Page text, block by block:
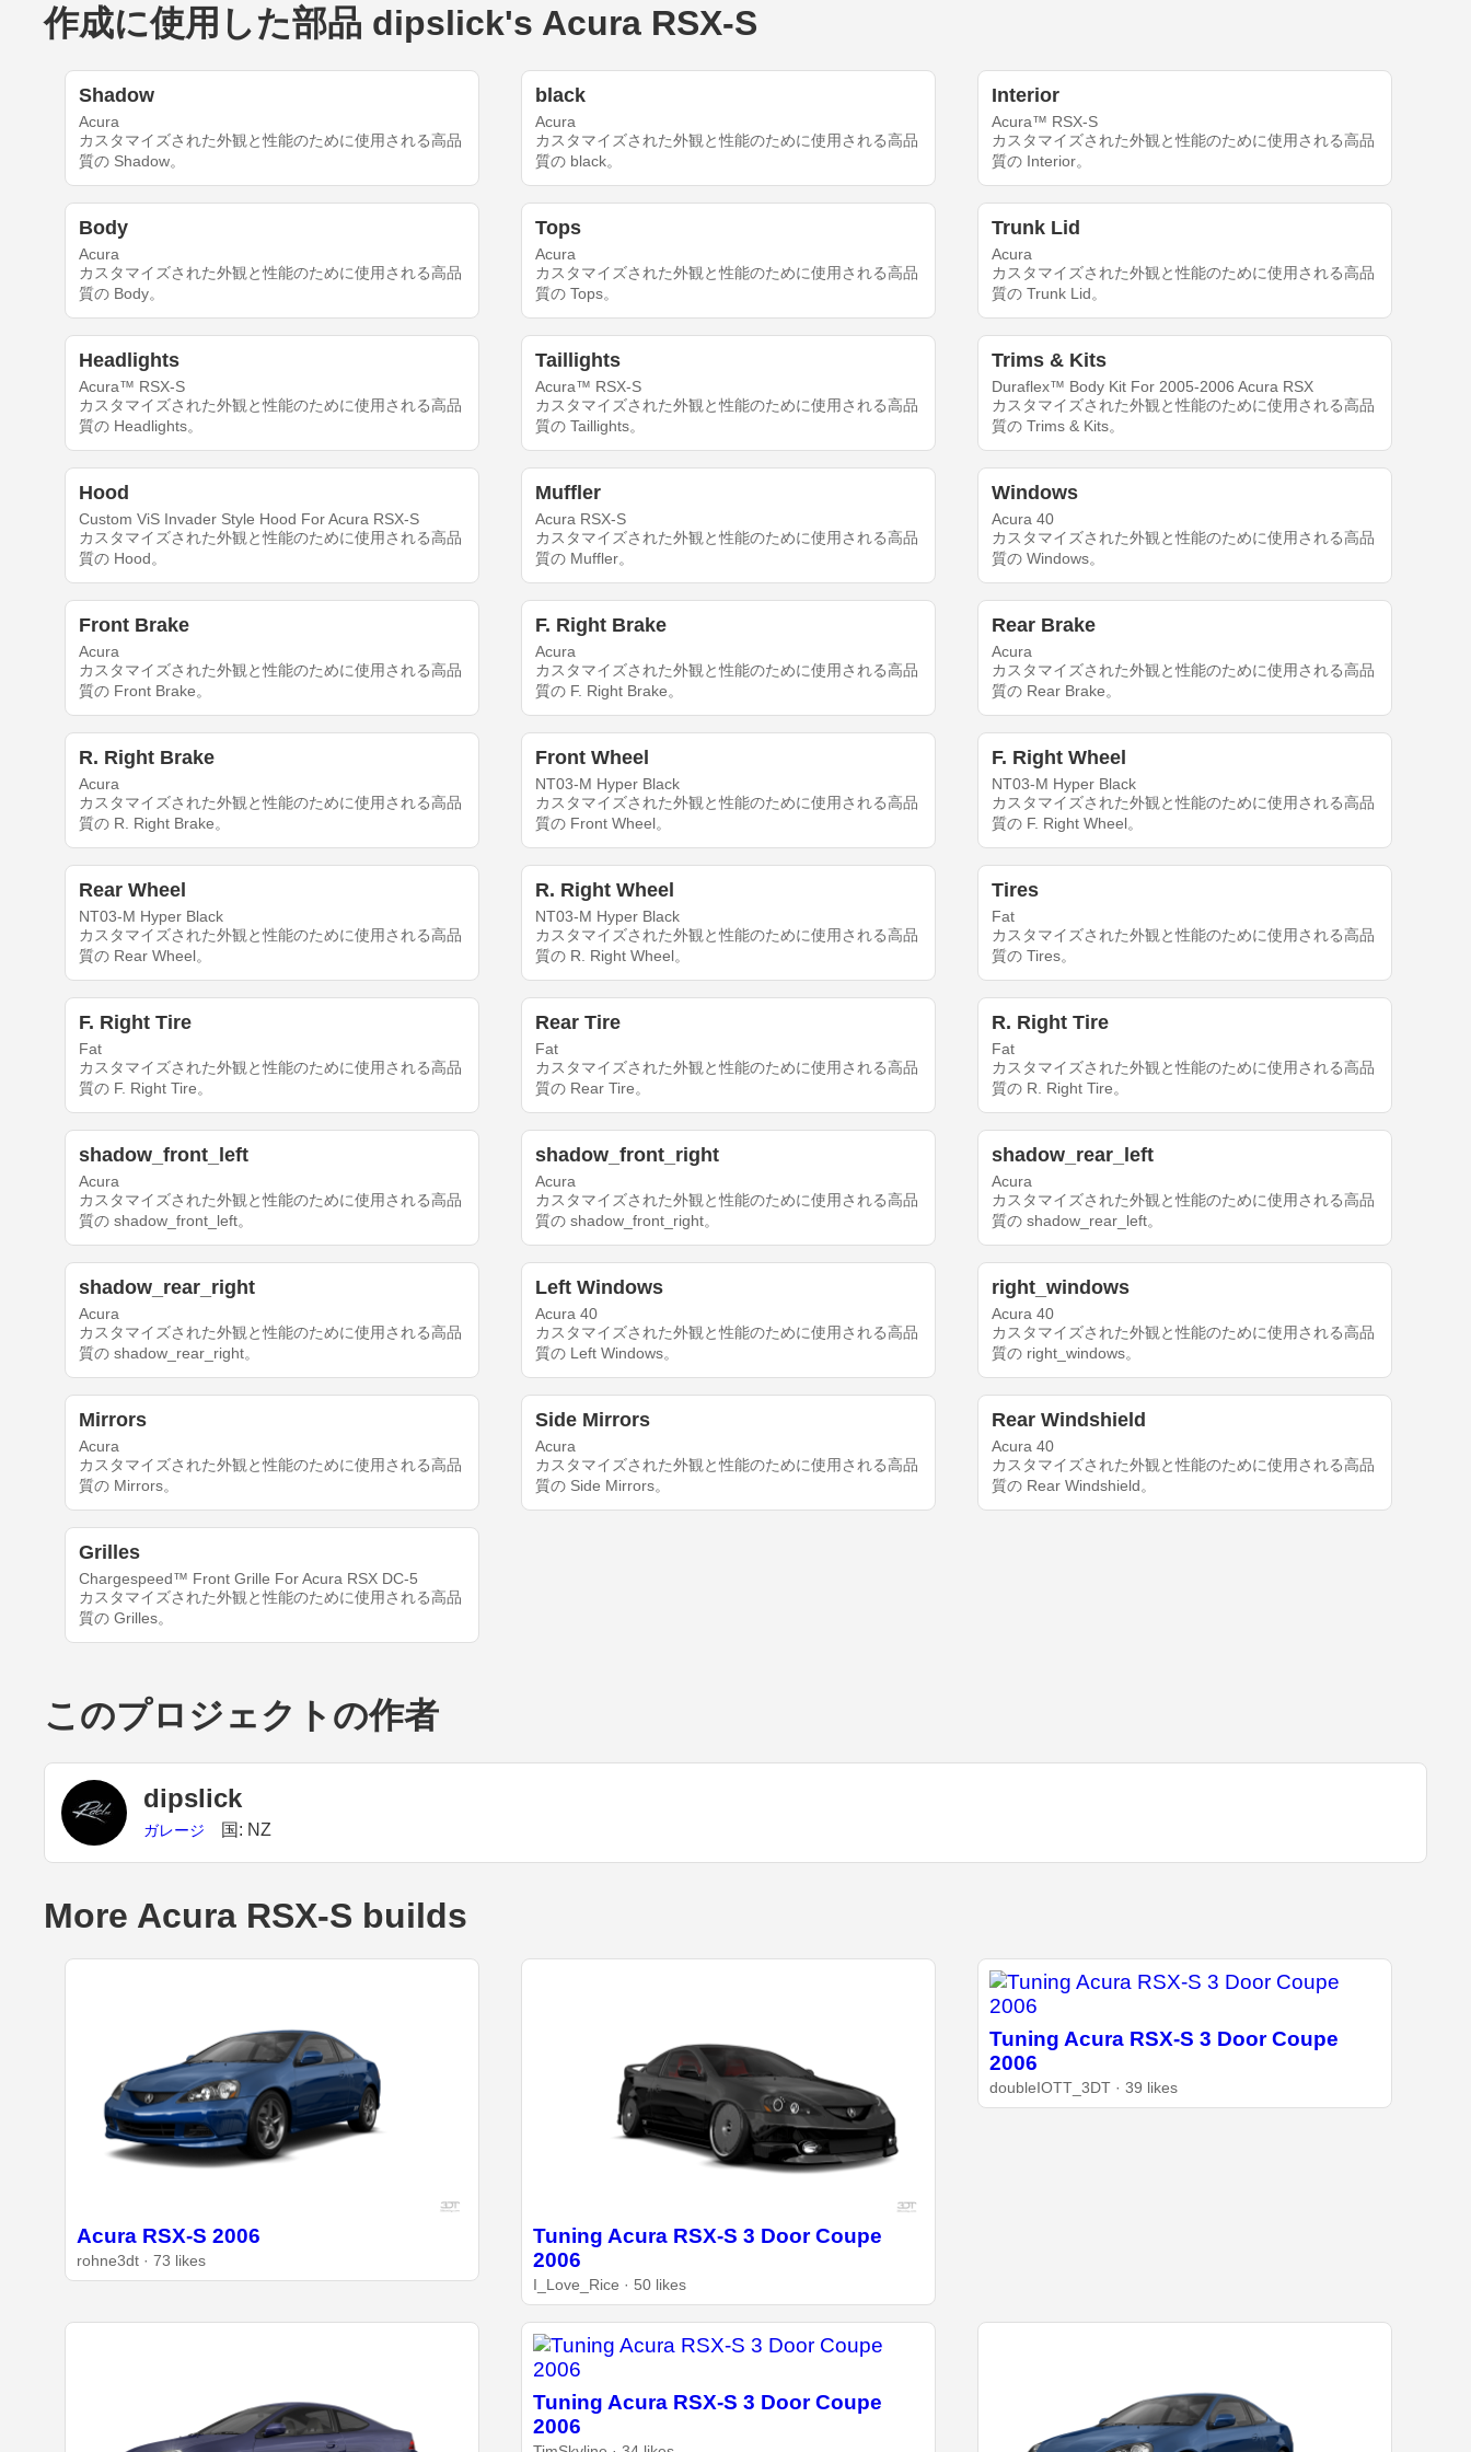
作成に使用した部品 dipslick's Acura RSX-S
Shadow
Acura
カスタマイズされた外観と性能のために使用される高品
質の Shadow。
black
Acura
カスタマイズされた外観と性能のために使用される高品
質の black。
Interior
Acura™ RSX-S
カスタマイズされた外観と性能のために使用される高品
質の Interior。
Body
Acura
カスタマイズされた外観と性能のために使用される高品
質の Body。
Tops
Acura
カスタマイズされた外観と性能のために使用される高品
質の Tops。
Trunk Lid
Acura
カスタマイズされた外観と性能のために使用される高品
質の Trunk Lid。
Headlights
Acura™ RSX-S
カスタマイズされた外観と性能のために使用される高品
質の Headlights。
Taillights
Acura™ RSX-S
カスタマイズされた外観と性能のために使用される高品
質の Taillights。
Trims & Kits
Duraflex™ Body Kit For 2005-2006 Acura RSX
カスタマイズされた外観と性能のために使用される高品
質の Trims & Kits。
Hood
Custom ViS Invader Style Hood For Acura RSX-S
カスタマイズされた外観と性能のために使用される高品
質の Hood。
Muffler
Acura RSX-S
カスタマイズされた外観と性能のために使用される高品
質の Muffler。
Windows
Acura 40
カスタマイズされた外観と性能のために使用される高品
質の Windows。
Front Brake
Acura
カスタマイズされた外観と性能のために使用される高品
質の Front Brake。
F. Right Brake
Acura
カスタマイズされた外観と性能のために使用される高品
質の F. Right Brake。
Rear Brake
Acura
カスタマイズされた外観と性能のために使用される高品
質の Rear Brake。
R. Right Brake
Acura
カスタマイズされた外観と性能のために使用される高品
質の R. Right Brake。
Front Wheel
NT03-M Hyper Black
カスタマイズされた外観と性能のために使用される高品
質の Front Wheel。
F. Right Wheel
NT03-M Hyper Black
カスタマイズされた外観と性能のために使用される高品
質の F. Right Wheel。
Rear Wheel
NT03-M Hyper Black
カスタマイズされた外観と性能のために使用される高品
質の Rear Wheel。
R. Right Wheel
NT03-M Hyper Black
カスタマイズされた外観と性能のために使用される高品
質の R. Right Wheel。
Tires
Fat
カスタマイズされた外観と性能のために使用される高品
質の Tires。
F. Right Tire
Fat
カスタマイズされた外観と性能のために使用される高品
質の F. Right Tire。
Rear Tire
Fat
カスタマイズされた外観と性能のために使用される高品
質の Rear Tire。
R. Right Tire
Fat
カスタマイズされた外観と性能のために使用される高品
質の R. Right Tire。
shadow_front_left
Acura
カスタマイズされた外観と性能のために使用される高品
質の shadow_front_left。
shadow_front_right
Acura
カスタマイズされた外観と性能のために使用される高品
質の shadow_front_right。
shadow_rear_left
Acura
カスタマイズされた外観と性能のために使用される高品
質の shadow_rear_left。
shadow_rear_right
Acura
カスタマイズされた外観と性能のために使用される高品
質の shadow_rear_right。
Left Windows
Acura 40
カスタマイズされた外観と性能のために使用される高品
質の Left Windows。
right_windows
Acura 40
カスタマイズされた外観と性能のために使用される高品
質の right_windows。
Mirrors
Acura
カスタマイズされた外観と性能のために使用される高品
質の Mirrors。
Side Mirrors
Acura
カスタマイズされた外観と性能のために使用される高品
質の Side Mirrors。
Rear Windshield
Acura 40
カスタマイズされた外観と性能のために使用される高品
質の Rear Windshield。
Grilles
Chargespeed™ Front Grille For Acura RSX DC-5
カスタマイズされた外観と性能のために使用される高品
質の Grilles。
このプロジェクトの作者
dipslick
ガレージ 国: NZ
More Acura RSX-S builds
Acura RSX-S 2006
rohne3dt · 73 likes
Tuning Acura RSX-S 3 Door Coupe
2006
I_Love_Rice · 50 likes
Tuning Acura RSX-S 3 Door Coupe
2006
doubleIOTT_3DT · 39 likes
Tuning Acura RSX-S 3 Door Coupe
2006